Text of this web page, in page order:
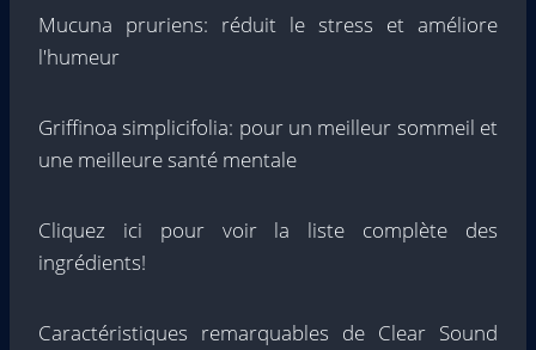
Mucuna pruriens: réduit le stress et améliore
l'humeur
Griffinoa simplicifolia: pour un meilleur sommeil et
une meilleure santé mentale
Cliquez ici pour voir la liste complète des
ingrédients!
Caractéristiques remarquables de Clear Sound